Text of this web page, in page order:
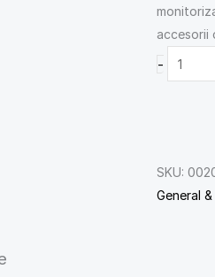
accesorii
-
SKU:
General